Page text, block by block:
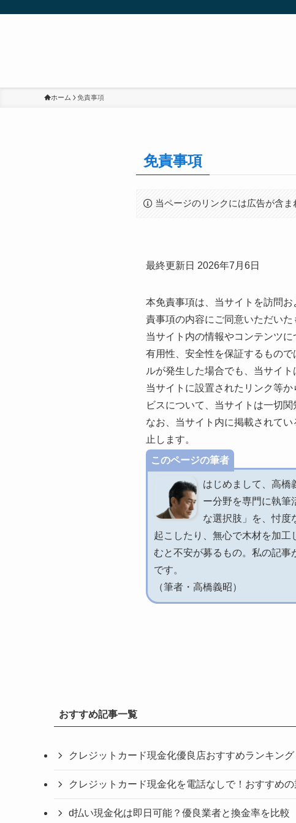
ホーム 免責事項
免責事項
当ページのリンクには広告が含ま
最終更新日 2026年7月6日
本免責事項は、当サイトを訪問
責事項の内容にご同意いただいた
当サイト内の情報やコンテンツ
有用性、安全性を保証するもの
ルが発生した場合でも、当サイト
当サイトに設置されたリンク等
ビスについて、当サイトは一切関
なお、当サイト内に掲載されて
止します。
このページの筆者
はじめまして、高橋
ー分野を専門に執筆
な選択肢」を、忖度
起こしたり、無心で木材を加
むと不安が募るもの。私の記
です。
（筆者・高橋義昭）
おすすめ記事一覧
クレジットカード現金化優良店おすすめランキン
クレジットカード現金化を電話なしで！おすすめ
d払い現金化は即日可能？優良業者と換金率を比較